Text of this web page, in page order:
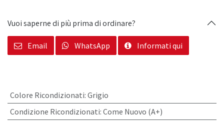
Vuoi saperne di più prima di ordinare?
Email WhatsApp Informati qui
Colore Ricondizionati: Grigio
Condizione Ricondizionati: Come Nuovo (A+)